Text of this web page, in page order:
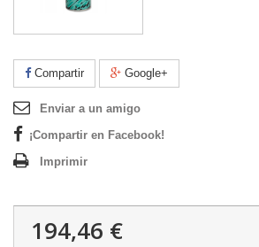
Compartir Google+
Enviar a un amigo
¡Compartir en Facebook!
Imprimir
194,46 €